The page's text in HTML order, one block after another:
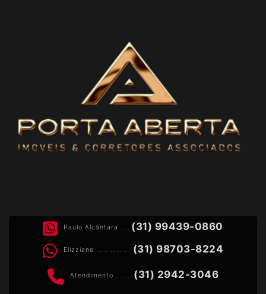
Paulo Alcântara ... (31) 99439-0860
Elizziane .............. (31) 98703-8224
Atendimento ...... (31) 2942-3046